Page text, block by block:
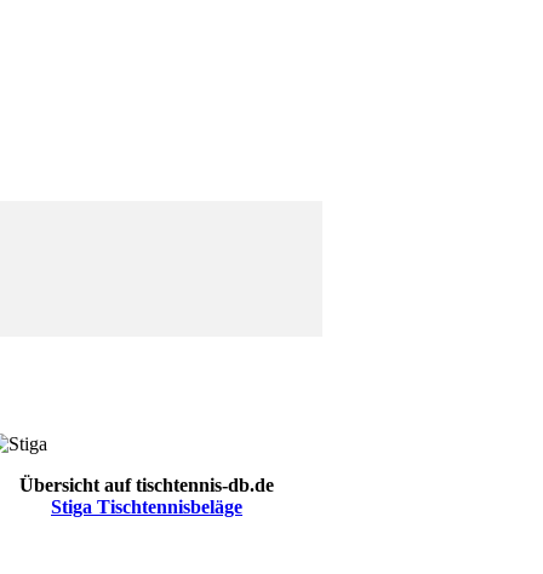
Übersicht auf tischtennis-db.de
Stiga Tischtennisbeläge